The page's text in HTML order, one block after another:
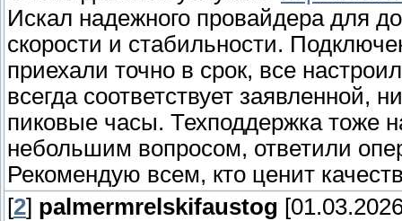
Искал надежного провайдера для
скорости и стабильности.
приехали точно в срок, все
всегда соответствует заявленной,
пиковые часы. Техподдержка тоже
небольшим вопросом, ответили
Рекомендую всем, кто ценит
[2] palmermrelskifaustog